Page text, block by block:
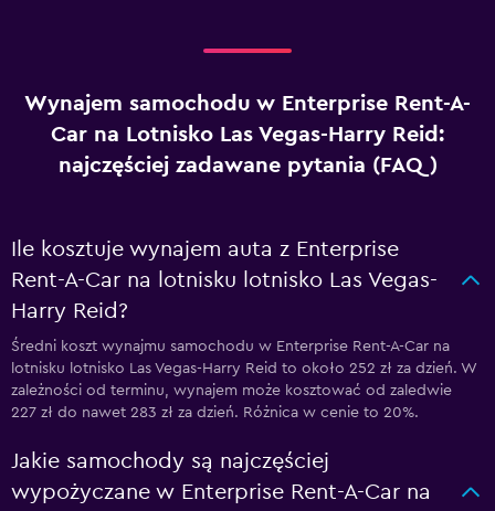
Wynajem samochodu w Enterprise Rent-A-
Car na Lotnisko Las Vegas-Harry Reid:
najczęściej zadawane pytania (FAQ)
Ile kosztuje wynajem auta z Enterprise
Rent-A-Car na lotnisku lotnisko Las Vegas-
Harry Reid?
Średni koszt wynajmu samochodu w Enterprise Rent-A-Car na
lotnisku lotnisko Las Vegas-Harry Reid to około 252 zł za dzień. W
zależności od terminu, wynajem może kosztować od zaledwie
227 zł do nawet 283 zł za dzień. Różnica w cenie to 20%.
Jakie samochody są najczęściej
wypożyczane w Enterprise Rent-A-Car na